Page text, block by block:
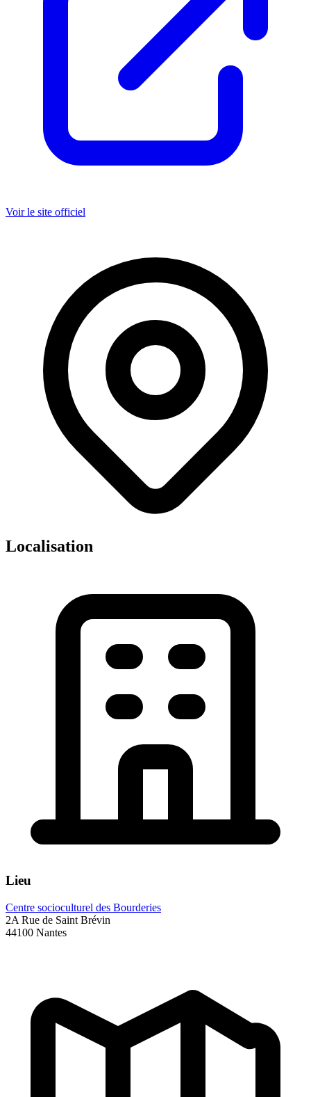
Voir le site officiel
Localisation
Lieu
Centre socioculturel des Bourderies
2A Rue de Saint Brévin
44100 Nantes